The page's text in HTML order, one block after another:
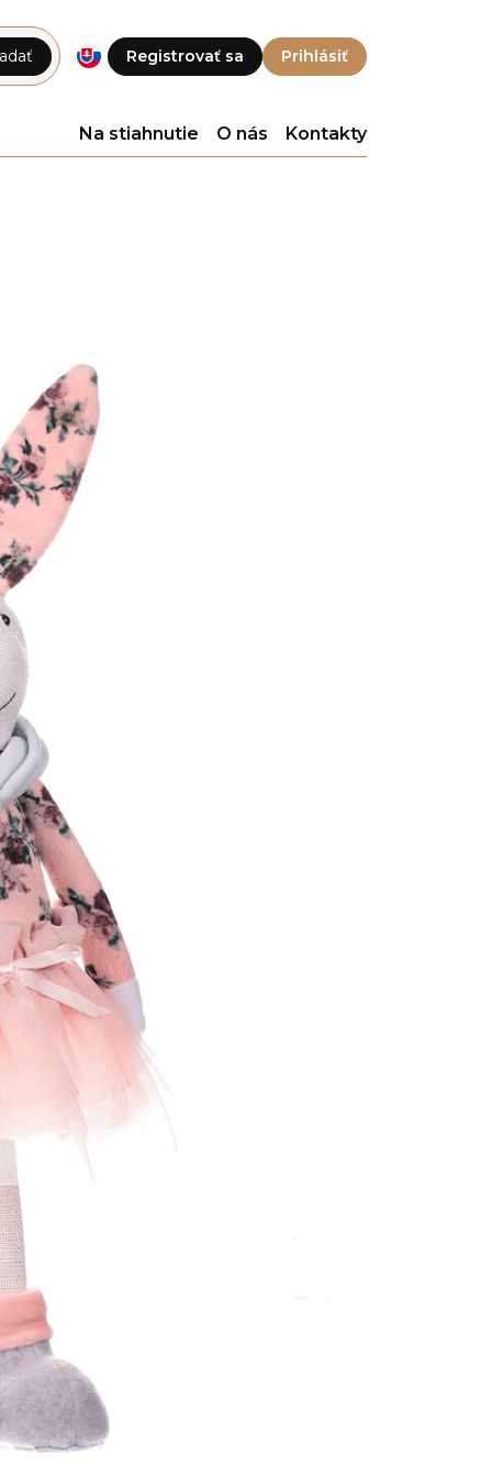
Registrovať sa Prihlásiť
Na stiahnutie O nás Kontakty